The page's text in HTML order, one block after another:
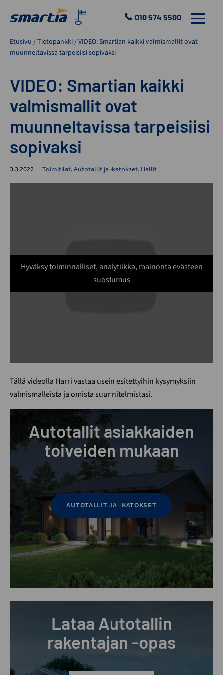
Oy
010 574 5500 VALIKKO
Etusivu /Tietopankki/VIDEO: Smartian kaikki valmismallit ovat
muunneltavissa tarpeisiisi sopivaksi
VIDEO: Smartian kaikki
valmismallit ovat
muunneltavissa tarpeisiisi
sopivaksi
3.3.2022 Toimitilat,Autotallit ja -katokset, Hallit
Hyväksy toiminnalliset, analytiikka, mainonta evästeen
suostumus
Tällä videolla Harri vastaa usein esitettyihin kysymyksiin
valmismalleista ja omista suunnitelmistasi.
Autotallit asiakkaiden
toiveiden mukaan
AUTOTALLIT JA -KATOKSET
Lataa Autotallin
rakentajan -opas